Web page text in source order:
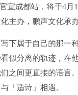
宣成都站，将于4
主办，鹏声文化承办
下属于自己的那
似分离的轨迹，在
之间更直接的语言
「适诗」相遇。